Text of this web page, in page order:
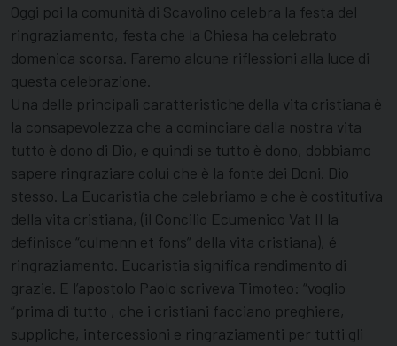
Oggi poi la comunità di Scavolino celebra la festa del
ringraziamento, festa che la Chiesa ha celebrato
domenica scorsa. Faremo alcune riflessioni alla luce di
questa celebrazione.
Una delle principali caratteristiche della vita cristiana è
la consapevolezza che a cominciare dalla nostra vita
tutto è dono di Dio, e quindi se tutto è dono, dobbiamo
sapere ringraziare colui che è la fonte dei Doni. Dio
stesso. La Eucaristia che celebriamo e che è costitutiva
della vita cristiana, (il Concilio Ecumenico Vat II la
definisce “culmenn et fons” della vita cristiana), é
ringraziamento. Eucaristia significa rendimento di
grazie. E l’apostolo Paolo scriveva Timoteo: “voglio
“prima di tutto , che i cristiani facciano preghiere,
suppliche, intercessioni e ringraziamenti per tutti gli